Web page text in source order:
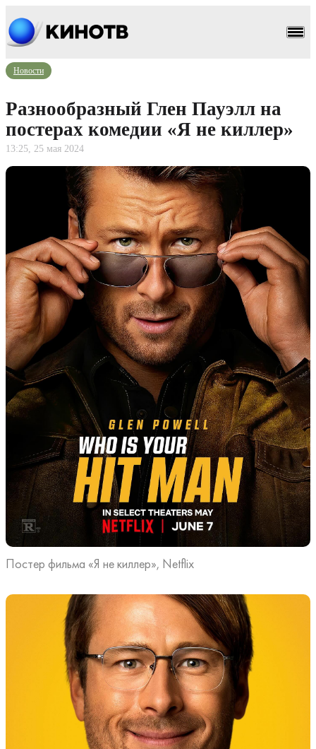
Новости
Разнообразный Глен Пауэлл на
постерах комедии «Я не киллер»
13:25, 25 мая 2024
Постер фильма «Я не киллер», Netflix